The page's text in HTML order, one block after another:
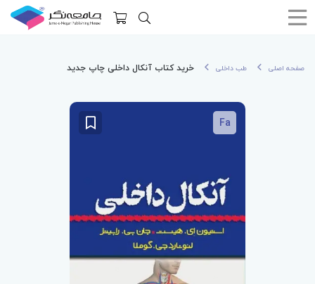
صفحه اصلی طب داخلی خرید کتاب آنکال داخلی چاپ جدید
Fa